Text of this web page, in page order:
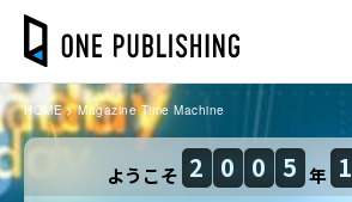
HOME Magazine Time Machine
ようこそ 2 0 0 5 年 1